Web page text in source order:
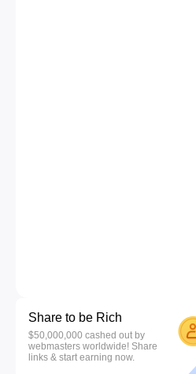
Share to be Rich
$50,000,000 cashed out by
webmasters worldwide! Share
links & start earning now.